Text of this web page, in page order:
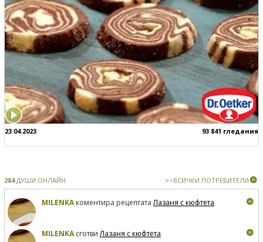
23.04.2023 93 841 гледания
284ДУШИ ОНЛАЙН >>ВСИЧКИ ПОТРЕБИТЕЛИ
MILENKAкоментира рецептатаЛазаня с кюфтета
MILENKAсготвиЛазаня с кюфтета